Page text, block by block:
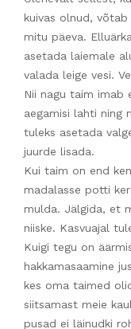
kuivas olnud,
mitu päeva.
asetada laiemale
valada leige vesi.
Nii nagu taim imab
aegamisi lahti ning
tuleks asetada
juurde lisada.
Kui taim on end
madalasse potti
mulda. Jälgida, et
niiske. Kasvuajal
Kuigi tegu on
hakkamasaamine
kes oma taimed
siitsamast meie
pusad ei läinudki